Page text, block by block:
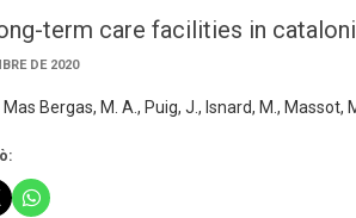
term care facilities in
DE 2020
Mas Bergas, M. A., Puig, J., Isnard, M., Massot,